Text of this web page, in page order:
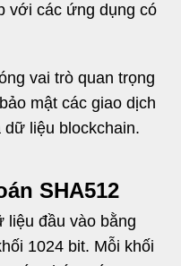
với các ứng dụng có
vai trò quan trọng
mật các giao dịch
liệu blockchain.
SHA512
liệu đầu vào bằng
1024 bit. Mỗi khối